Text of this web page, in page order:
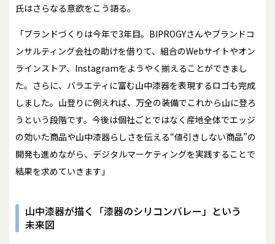
氏はさらなる意欲をこう語る。
「ブランドづくりは今年で3年目。BIPROGYさんやブランドコ
ンサルティング会社の助けを借りて、組合のWebサイトやオン
ラインストア、Instagramをようやく揃えることができまし
た。さらに、バラエティに富む山中漆器を表現するロゴも完成
しました。山登りに例えれば、万全の装備でこれから山に登ろ
うという段階です。今後は個社ごとではなく産地全体でエッジ
の効いた商品や山中漆器らしさを伝える“値引きしない商品”の
開発も進めながら、デジタルマーケティングを実践することで
結果を求めていきます」
山中漆器が描く「漆器のシリコンバレー」という
未来図